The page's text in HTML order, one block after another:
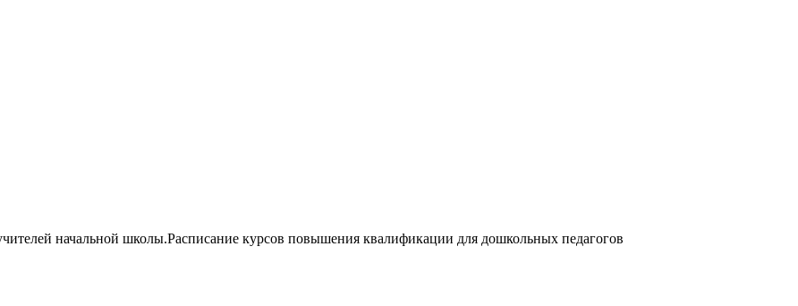
начальной школы.Расписание курсов повышения квалификации для дошкольных педагогов